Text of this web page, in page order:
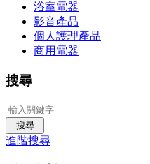
浴室電器
影音產品
個人護理產品
商用電器
搜尋
進階搜尋